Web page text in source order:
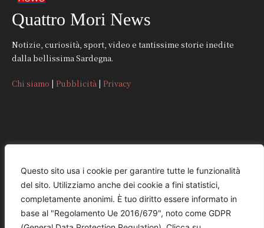
Questo sito usa i cookie per garantire tutte le funzionalità
del sito. Utilizziamo anche dei cookie a fini statistici,
completamente anonimi. È tuo diritto essere informato in
base al "Regolamento Ue 2016/679", noto come GDPR
Quattro Mori News
Notizie, curiosità, sport, video e tantissime storie inedite
dalla bellissima Sardegna.
Chi siamo | Pubblicità | Privacy
CONTATTI
REDAZIONE
redazione@quattromorinews.it